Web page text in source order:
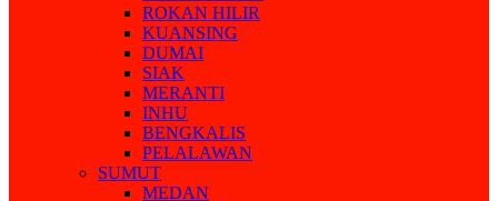
ROKAN HILIR
KUANSING
DUMAI
SIAK
MERANTI
INHU
BENGKALIS
PELALAWAN
SUMUT
MEDAN